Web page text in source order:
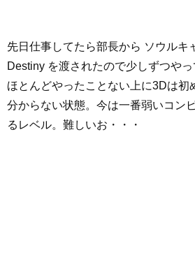
先日仕事してたら部長から ソウルキ
Destiny を渡されたので少しずつや
ほとんどやったことない上に3Dは初
分からない状態。今は一番弱いコン
るレベル。難しいお・・・